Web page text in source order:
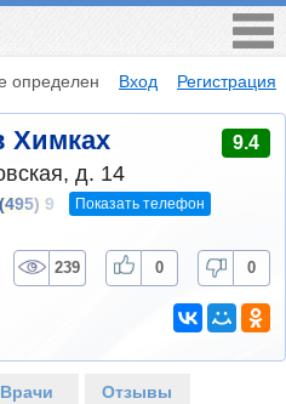
определен Вход Регистрация
Химках 9.4
д. 14
9 Показать телефон
239 0 0
Врачи Отзывы